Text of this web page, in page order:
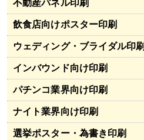
不動産パネル印刷
飲食店向けポスター印刷
ウェディング・ブライダル印刷
インバウンド向け印刷
パチンコ業界向け印刷
ナイト業界向け印刷
選挙ポスター・為書き印刷